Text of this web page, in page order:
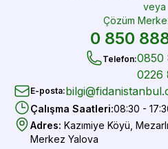
veya
Çözüm
0 850
Telefon:0850
0226
E-posta:
Çalışma Saatleri:08:30 -
Adres: Kazımiye Köyü,
Merkez Yalova